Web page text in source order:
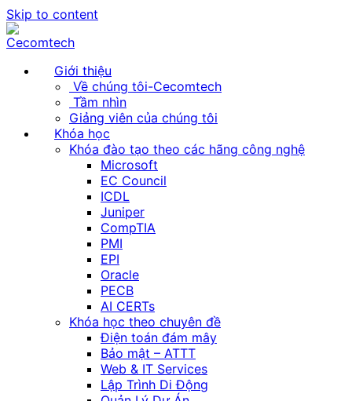
Skip to content
Giới thiệu
Về chúng tôi-Cecomtech
Tầm nhìn
Giảng viên của chúng tôi
Khóa học
Khóa đào tạo theo các hãng công nghệ
Microsoft
EC Council
ICDL
Juniper
CompTIA
PMI
EPI
Oracle
PECB
AI CERTs
Khóa học theo chuyên đề
Điện toán đám mây
Bảo mật – ATTT
Web & IT Services
Lập Trình Di Động